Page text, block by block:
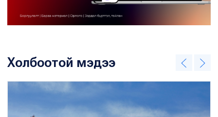
Холбоотой мэдээ